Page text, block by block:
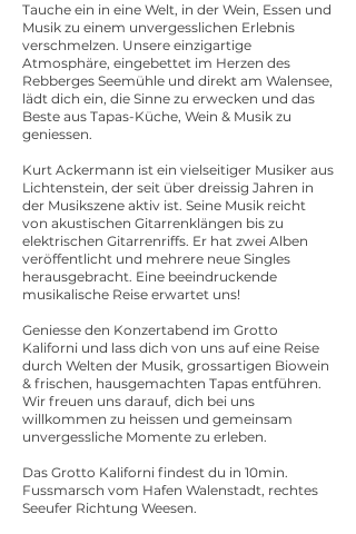
Tauche ein in eine Welt, in der Wein, Essen und
Musik zu einem unvergesslichen Erlebnis
verschmelzen. Unsere einzigartige
Atmosphäre, eingebettet im Herzen des
Rebberges Seemühle und direkt am Walensee,
lädt dich ein, die Sinne zu erwecken und das
Beste aus Tapas-Küche, Wein & Musik zu
geniessen.
Kurt Ackermann ist ein vielseitiger Musiker aus
Lichtenstein, der seit über dreissig Jahren in
der Musikszene aktiv ist. Seine Musik reicht
von akustischen Gitarrenklängen bis zu
elektrischen Gitarrenriffs. Er hat zwei Alben
veröffentlicht und mehrere neue Singles
herausgebracht. Eine beeindruckende
musikalische Reise erwartet uns!
Geniesse den Konzertabend im Grotto
Kaliforni und lass dich von uns auf eine Reise
durch Welten der Musik, grossartigen Biowein
& frischen, hausgemachten Tapas entführen.
Wir freuen uns darauf, dich bei uns
willkommen zu heissen und gemeinsam
unvergessliche Momente zu erleben.
Das Grotto Kaliforni findest du in 10min.
Fussmarsch vom Hafen Walenstadt, rechtes
Seeufer Richtung Weesen.